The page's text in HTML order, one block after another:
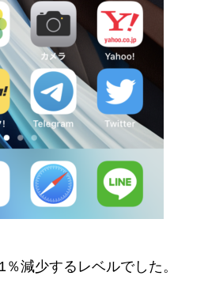
減少するレベルでした。